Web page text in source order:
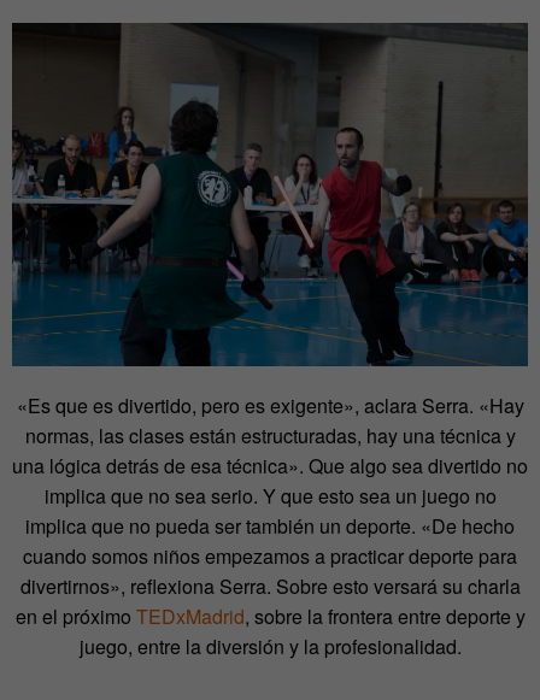
«Es que es divertido, pero es exigente», aclara Serra. «Hay
normas, las clases están estructuradas, hay una técnica y
una lógica detrás de esa técnica». Que algo sea divertido no
implica que no sea serio. Y que esto sea un juego no
implica que no pueda ser también un deporte. «De hecho
cuando somos niños empezamos a practicar deporte para
divertirnos», reflexiona Serra. Sobre esto versará su charla
en el próximo TEDxMadrid, sobre la frontera entre deporte y
juego, entre la diversión y la profesionalidad.